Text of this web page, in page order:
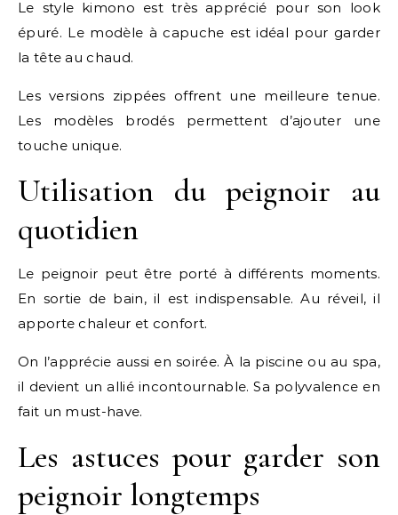
Le style kimono est très apprécié pour son look
épuré. Le modèle à capuche est idéal pour garder
la tête au chaud.
Les versions zippées offrent une meilleure tenue.
Les modèles brodés permettent d’ajouter une
touche unique.
Utilisation du peignoir au
quotidien
Le peignoir peut être porté à différents moments.
En sortie de bain, il est indispensable. Au réveil, il
apporte chaleur et confort.
On l’apprécie aussi en soirée. À la piscine ou au spa,
il devient un allié incontournable. Sa polyvalence en
fait un must-have.
Les astuces pour garder son
peignoir longtemps